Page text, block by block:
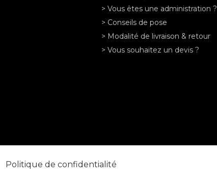
> Vous êtes une administration ?
> Conseils de pose
> Modalité de livraison & retour
> Vous souhaitez un devis ?
Politique de confidentialité